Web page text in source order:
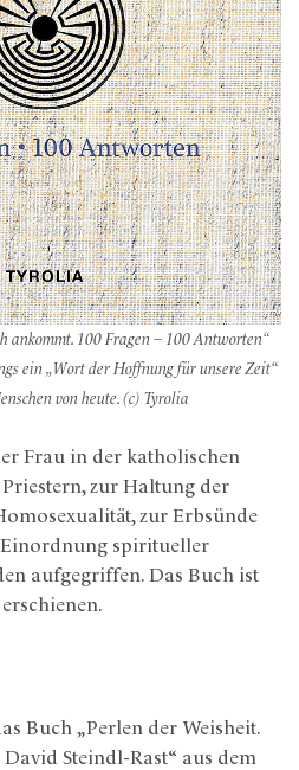
ankommt. 100 Fragen – 100 Antworten“
ein „Wort der Hoffnung für unsere Zeit“
von heute. (c) Tyrolia
Frau in der katholischen
zur Haltung der
zur Erbsünde
spiritueller
aufgegriffen. Das Buch ist
Buch „Perlen der Weisheit.
Steindl-Rast“ aus dem